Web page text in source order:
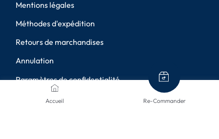
Accueil Re-Commander
Mentions légales
Méthodes d'expédition
Retours de marchandises
Annulation
Paramètres de confidentialité